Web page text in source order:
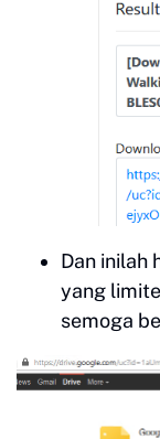
Dan inilah
yang
semoga